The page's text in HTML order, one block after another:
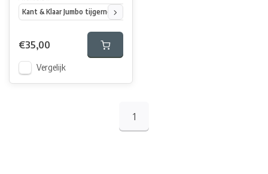
Kant & Klaar Jumbo tijgernoten 12-16 mm 10 kg zak
€35,00
Vergelijk
1